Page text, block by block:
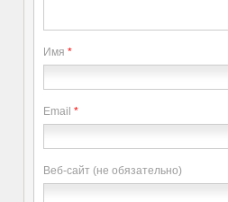
Имя *
Email *
Веб-сайт (не обязательно)